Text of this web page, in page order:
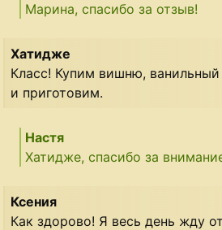
Марина, спасибо за отзыв!
Хатидже
Класс! Купим вишню, ванильный
и приготовим.
Настя
Хатидже, спасибо за
Ксения
Как здорово! Я весь день жду